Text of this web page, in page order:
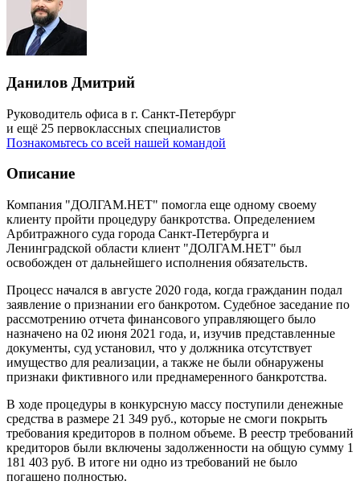
Данилов Дмитрий
Руководитель офиса в г. Санкт-Петербург
и ещё 25 первоклассных специалистов
Познакомьтесь со всей нашей командой
Описание
Компания "ДОЛГАМ.НЕТ" помогла еще одному своему
клиенту пройти процедуру банкротства. Определением
Арбитражного суда города Санкт-Петербурга и
Ленинградской области клиент "ДОЛГАМ.НЕТ" был
освобожден от дальнейшего исполнения обязательств.
Процесс начался в августе 2020 года, когда гражданин подал
заявление о признании его банкротом. Судебное заседание по
рассмотрению отчета финансового управляющего было
назначено на 02 июня 2021 года, и, изучив представленные
документы, суд установил, что у должника отсутствует
имущество для реализации, а также не были обнаружены
признаки фиктивного или преднамеренного банкротства.
В ходе процедуры в конкурсную массу поступили денежные
средства в размере 21 349 руб., которые не смоги покрыть
требования кредиторов в полном объеме. В реестр требований
кредиторов были включены задолженности на общую сумму 1
181 403 руб. В итоге ни одно из требований не было
погашено полностью.